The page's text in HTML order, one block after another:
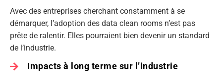
Avec des entreprises cherchant constamment à se
démarquer, l’adoption des data clean rooms n’est pas
prête de ralentir. Elles pourraient bien devenir un standard
de l’industrie.
Impacts à long terme sur l’industrie